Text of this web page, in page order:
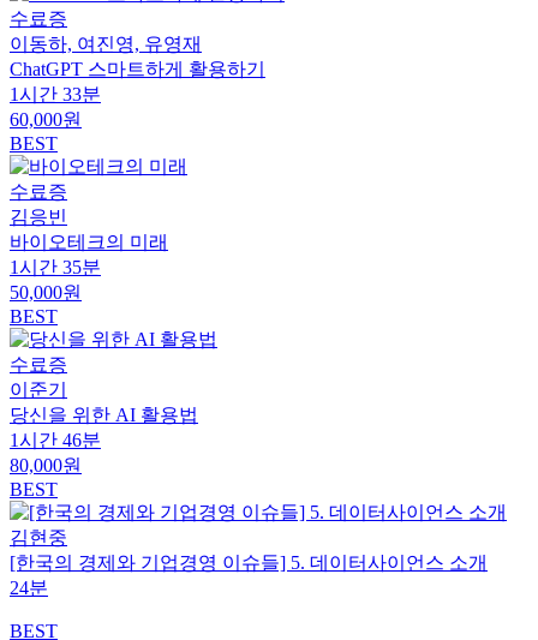
수료증
이동하, 여진영, 유영재
ChatGPT 스마트하게 활용하기
1시간 33분
60,000원
BEST
수료증
김응빈
바이오테크의 미래
1시간 35분
50,000원
BEST
수료증
이준기
당신을 위한 AI 활용법
1시간 46분
80,000원
BEST
김현중
[한국의 경제와 기업경영 이슈들] 5. 데이터사이언스 소개
24분
BEST